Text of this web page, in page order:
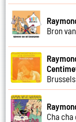
Bron
Cha cha